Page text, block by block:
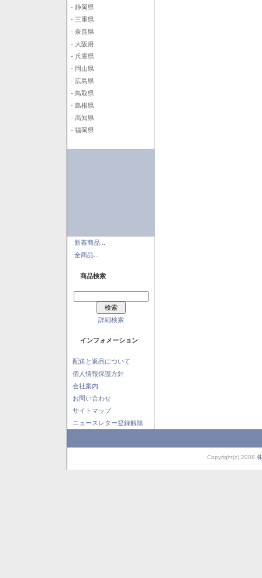
- 静岡県
- 三重県
- 奈良県
- 大阪府
- 兵庫県
- 岡山県
- 広島県
- 鳥取県
- 島根県
- 高知県
- 福岡県
新着商品...
全商品...
商品検索
詳細検索
インフォメーション
配送と返品について
個人情報保護方針
会社案内
お問い合わせ
サイトマップ
ニュースレター登録解除
Copyright(c) 2008